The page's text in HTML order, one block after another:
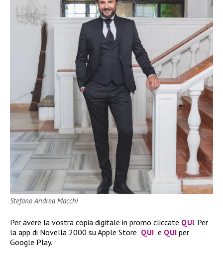
Stefano Andrea Macchi
Per avere la vostra copia digitale in promo cliccate QUI. Per
la app di Novella 2000 su Apple Store QUI e QUI per
Google Play.